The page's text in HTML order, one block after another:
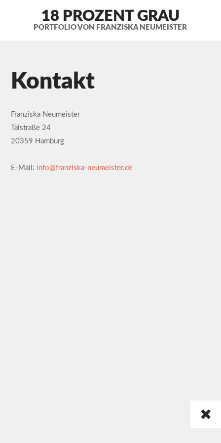
18 PROZENT GRAU
PORTFOLIO VON FRANZISKA NEUMEISTER
Kontakt
Franziska Neumeister
Talstraße 24
20359 Hamburg
E-Mail: info@franziska-neumeister.de